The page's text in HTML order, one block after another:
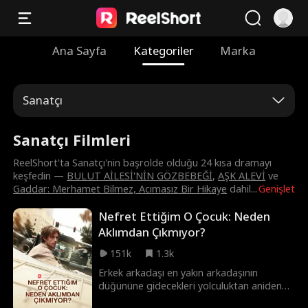
Ana Sayfa Kategoriler Marka
Sanatçı
Sanatçı Filmleri
Genişlet
ReelShort'ta Sanatçı'nin başrolde olduğu 24 kısa dramayı
keşfedin — BULUT AİLESİ'NİN GÖZBEBEĞİ,AŞK ALEVİ ve
Gaddar: Merhamet Bilmez, Acımasız Bir Hikaye dahil...
Nefret Ettiğim O Çocuk: Neden
Aklımdan Çıkmıyor?
151k
1.3k
Erkek arkadaşı en yakın arkadaşının
düğününe gidecekleri yolculuktan aniden